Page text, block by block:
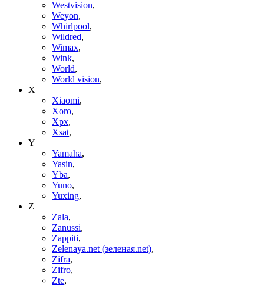
Westvision,
Weyon,
Whirlpool,
Wildred,
Wimax,
Wink,
World,
World vision,
X
Xiaomi,
Xoro,
Xpx,
Xsat,
Y
Yamaha,
Yasin,
Yba,
Yuno,
Yuxing,
Z
Zala,
Zanussi,
Zappiti,
Zelenaya.net (зеленая.net),
Zifra,
Zifro,
Zte,